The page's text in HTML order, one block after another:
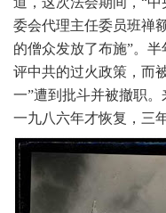
委会代理主任委员班禅
的僧众发放了布施”。
评中共的过火政策，而
一”遭到批斗并被撤职
一九八六年才恢复，三